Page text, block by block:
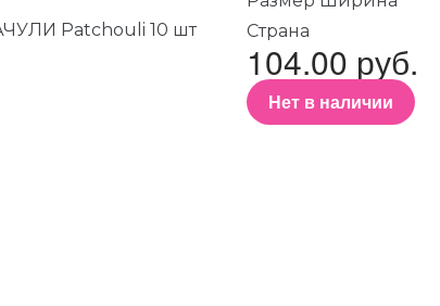
Страна
104.00 руб.
Нет в наличии